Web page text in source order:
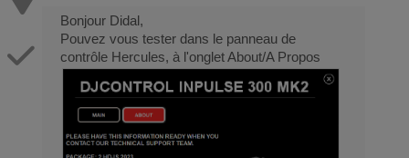
Bonjour Didal,
Pouvez vous tester dans le panneau de
contrôle Hercules, à l'onglet About/A Propos